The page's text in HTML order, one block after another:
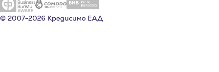
© 2007-2026 Кредисимо ЕАД